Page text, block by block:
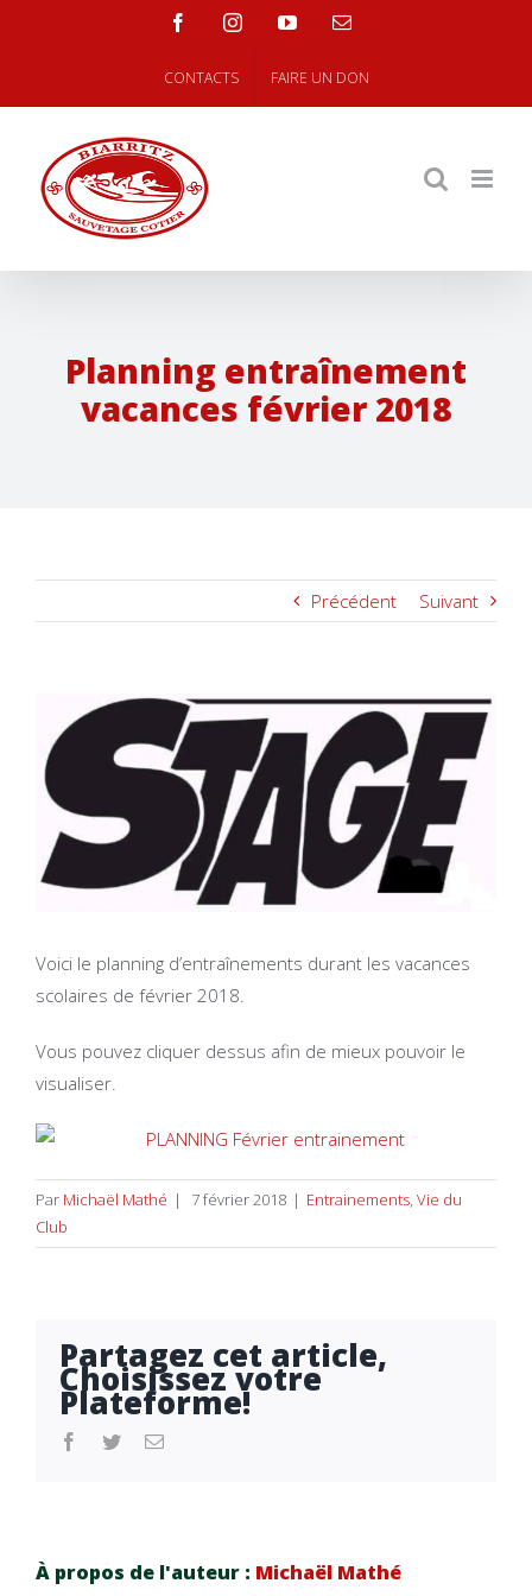
facebookinstagramyoutubeEmail
CONTACTS FAIRE UN DON
Planning entraînement
vacances février 2018
Précédent Suivant
l'image
agrandie
Voici le planning d’entraînements durant les vacances
scolaires de février 2018.
Vous pouvez cliquer dessus afin de mieux pouvoir le
visualiser.
Par Michaël Mathé | 7 février 2018 | Entrainements, Vie du
Club
Partagez cet article,
Choisissez votre
Plateforme!
facebook
twitterEmail
À propos de l'auteur : Michaël Mathé